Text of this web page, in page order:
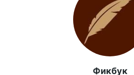
Фикбук